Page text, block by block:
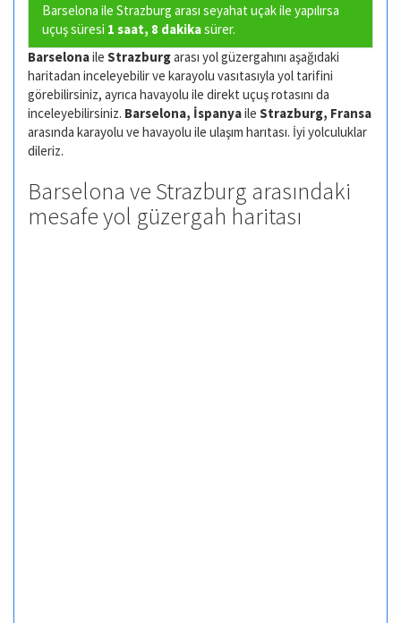
Barselona ile Strazburg arası seyahat uçak ile yapılırsa
uçuş süresi 1 saat, 8 dakikasürer.
Barselonaile Strazburgarası yol güzergahını aşağıdaki
haritadan inceleyebilir ve karayolu vasıtasıyla yol tarifini
görebilirsiniz, ayrıca havayolu ile direkt uçuş rotasını da
inceleyebilirsiniz. Barselona, İspanyaile Strazburg, Fransa
arasında karayolu ve havayolu ile ulaşım harıtası. İyi yolculuklar
dileriz.
Barselona ve Strazburg arasındaki
mesafe yol güzergah haritası